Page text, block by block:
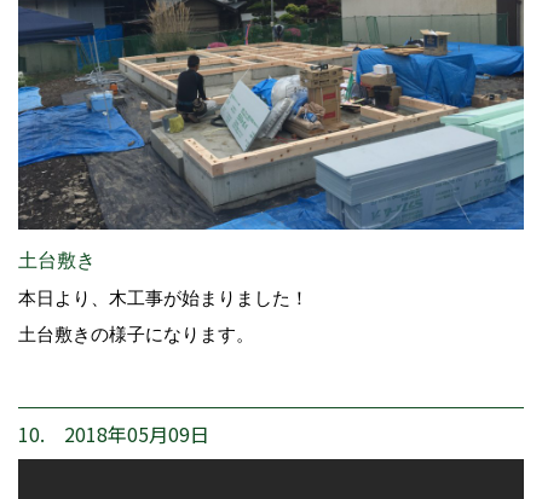
土台敷き
本日より、木工事が始まりました！
土台敷きの様子になります。
10. 2018年05月09日